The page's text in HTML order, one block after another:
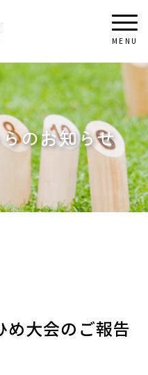
のお知らせ
め大会のご報告